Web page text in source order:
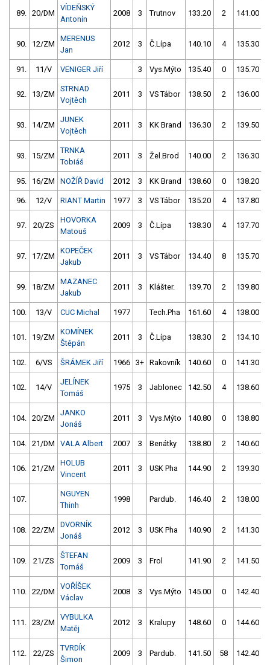
89. 20/DM
VÍDEŇSKÝ
Antonín
2008 3 Trutnov 133.20 2 141.00
90. 12/ZM
MERENUS
Jan
2012 3 Č.Lípa 140.10 4 135.30
91. 11/V VENIGER Jiří 3 Vys.Mýto 135.40 0 135.70
92. 13/ZM
STRNAD
Vojtěch
2011 3 VS Tábor 138.50 2 136.00
93. 14/ZM
JUNEK
Vojtěch
2011 3 KK Brand 136.30 2 139.50
93. 15/ZM
TRNKA
Tobiáš
2011 3 Žel.Brod 140.00 2 136.30
95. 16/ZM NOŽÍŘ David 2012 3 KK Brand 138.60 0 138.20
96. 12/V RIANT Martin 1977 3 VS Tábor 135.20 4 137.80
97. 20/ZS
HOVORKA
Matouš
2009 3 Č.Lípa 138.30 4 137.70
97. 17/ZM
KOPEČEK
Jakub
2011 3 VS Tábor 134.40 8 135.70
99. 18/ZM
MAZANEC
Jakub
2011 3 Klášter. 139.70 2 139.80
100. 13/V CUC Michal 1977 Tech.Pha 161.60 4 138.00
101. 19/ZM
KOMÍNEK
Štěpán
2011 3 Č.Lípa 138.30 2 134.10
102. 6/VS ŠRÁMEK Jiří 1966 3+ Rakovník 140.60 0 141.30
102. 14/V
JELÍNEK
Tomáš
1975 3 Jablonec 142.50 4 138.60
104. 20/ZM
JANKO
Jonáš
2011 3 Vys.Mýto 140.80 0 138.80
104. 21/DM VALA Albert 2007 3 Benátky 138.80 2 140.60
106. 21/ZM
HOLUB
Vincent
2011 3 USK Pha 144.90 2 139.30
107.
NGUYEN
Thinh
1998 Pardub. 146.40 2 138.00
108. 22/ZM
DVORNÍK
Jonáš
2012 3 USK Pha 140.90 2 141.30
109. 21/ZS
ŠTEFAN
Tomáš
2009 3 Frol 141.90 2 141.50
110. 22/DM
VOŘÍŠEK
Václav
2008 3 Vys.Mýto 145.00 0 142.40
111. 23/ZM
VYBULKA
Matěj
2012 3 Kralupy 148.60 0 144.60
112. 22/ZS
TVRDÍK
Šimon
2009 3 Pardub. 141.50 58 142.40